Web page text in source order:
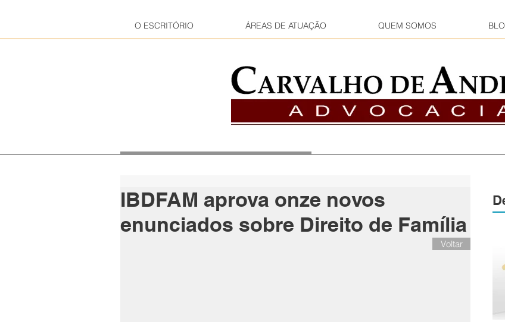
O ESCRITÓRIO ÁREAS DE ATUAÇÃO QUEM SOMOS
IBDFAM aprova onze novos
enunciados sobre Direito de Família
Voltar